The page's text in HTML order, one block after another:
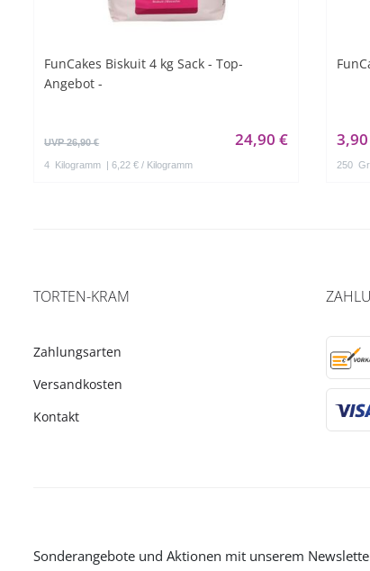
FunCakes Biskuit 4 kg Sack - Top-
Angebot -
UVP 26,90 € 24,90 €
4 Kilogramm | 6,22 € / Kilogramm 250
TORTEN-KRAM
Zahlungsarten
Versandkosten
Kontakt
Sonderangebote und Aktionen mit unserem